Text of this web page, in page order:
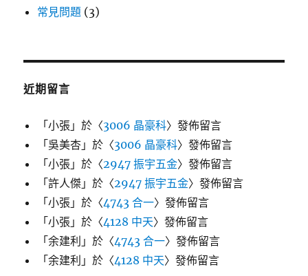
常見問題 (3)
近期留言
「小張 」於〈3006 晶豪科〉發佈留言
「吳美杏 」於〈3006 晶豪科〉發佈留言
「小張 」於〈2947 振宇五金〉發佈留言
「許人傑 」於〈2947 振宇五金〉發佈留言
「小張 」於〈4743 合一〉發佈留言
「小張 」於〈4128 中天〉發佈留言
「余建利 」於〈4743 合一〉發佈留言
「余建利 」於〈4128 中天〉發佈留言